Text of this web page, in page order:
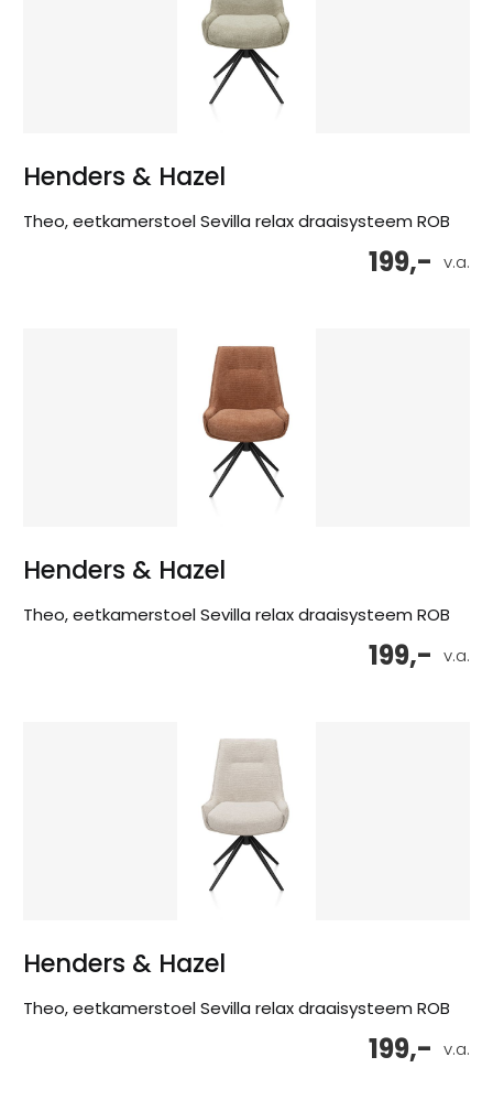
Henders & Hazel
Theo, eetkamerstoel Sevilla relax draaisysteem ROB
v.a.
199,-
Henders & Hazel
Theo, eetkamerstoel Sevilla relax draaisysteem ROB
v.a.
199,-
Henders & Hazel
Theo, eetkamerstoel Sevilla relax draaisysteem ROB
v.a.
199,-